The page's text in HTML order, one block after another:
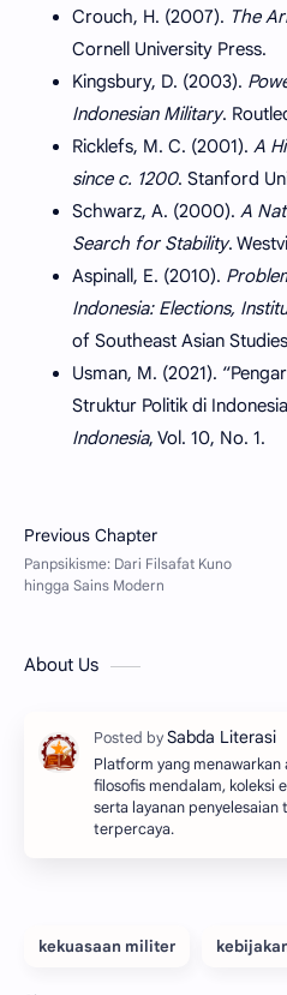
Crouch, H. (2007). The
Cornell University Press.
Kingsbury, D. (2003).
Indonesian Military.
Ricklefs, M. C. (2001). A
since c. 1200. Stanford
Schwarz, A. (2000). A
Search for Stability.
Aspinall, E. (2010).
Indonesia: Elections,
of Southeast Asian
Usman, M. (2021).
Struktur Politik di
Indonesia, Vol. 10, No. 1.
About Us
Platform yang
filosofis mendalam, koleksi
serta layanan penyelesaian
terpercaya.
kekuasaan militer